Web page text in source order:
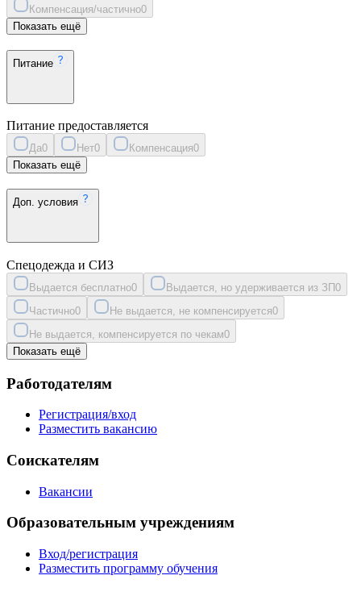
Компенсация/частично0
Показать ещё
Питание
Питание предоставляется
Да0 Нет0 Компенсация0
Показать ещё
Доп. условия
Спецодежда и СИЗ
Выдается бесплатно0 Выдается, но удерживается из ЗП0
Частично0 Не выдается, не компенсируется0
Не выдается, компенсируется по чекам0
Показать ещё
Работодателям
Регистрация/вход
Разместить вакансию
Соискателям
Вакансии
Образовательным учреждениям
Вход/регистрация
Разместить программу обучения